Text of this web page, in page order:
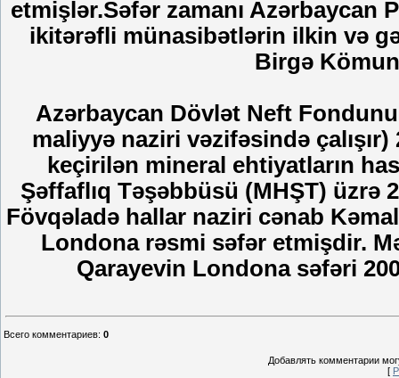
etmişlər.Səfər zamanı
ikitərəfli münasibətlərin ilkin və
Birgə
Azərbaycan Dövlət Neft
maliyyə naziri vəzifəsində
keçirilən mineral ehtiyatların
Şəffaflıq Təşəbbüsü (MHŞT)
Fövqəladə hallar naziri cənab
Londona rəsmi səfər etmişdir.
Qarayevin Londona səfəri
Всего комментариев: 0
Добавлять комментарии
[